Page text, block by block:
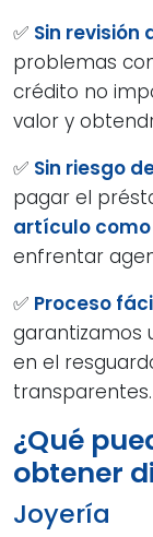
✅ Sin revisión
problemas
crédito no
valor y
✅ Sin riesgo
pagar el
artículo
enfrentar
✅ Proceso
garantizamos
en el
transparentes.
¿Qué
obtener
Joyería